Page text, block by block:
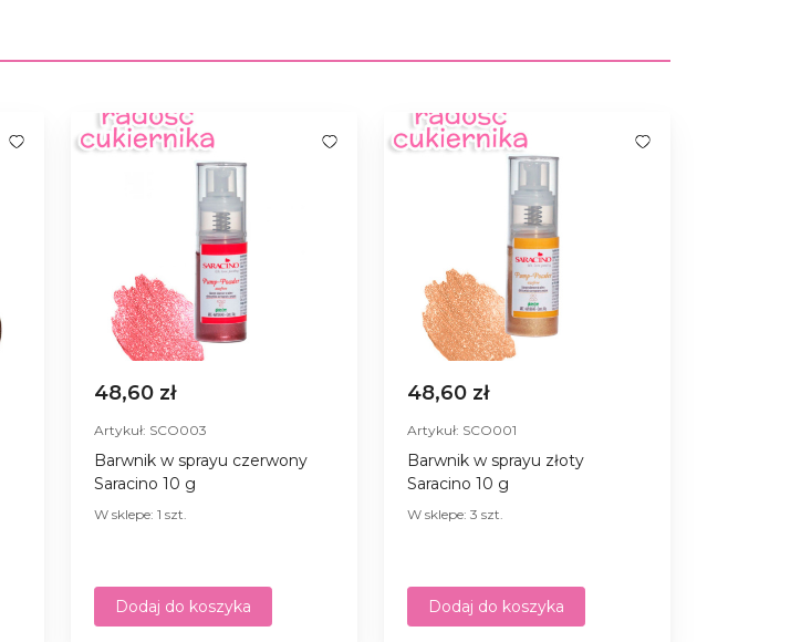
48,60 zł
Artykuł: SCO003
Barwnik w sprayu czerwony
Saracino 10 g
W sklepe: 1 szt.
Dodaj do koszyka
48,60 zł
Artykuł: SCO001
Barwnik w sprayu złoty
Saracino 10 g
W sklepe: 3 szt.
Dodaj do koszyka